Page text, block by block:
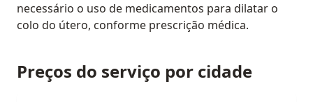
necessário o uso de medicamentos para dilatar o
colo do útero, conforme prescrição médica.
Preços do serviço por cidade